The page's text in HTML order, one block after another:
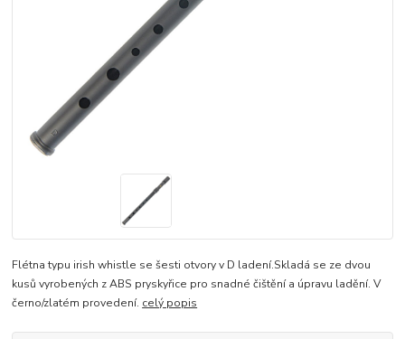
Flétna typu irish whistle se šesti otvory v D ladení.Skladá se ze dvou
kusů vyrobených z ABS pryskyřice pro snadné čištění a úpravu ladění. V
černo/zlatém provedení. celý popis